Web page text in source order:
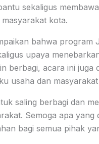
sekaligus
kota.
bahwa program
upaya
berbagi, acara ini juga
usaha dan masyarakat
saling berbagi dan
Semoga apa yang
bagi semua pihak